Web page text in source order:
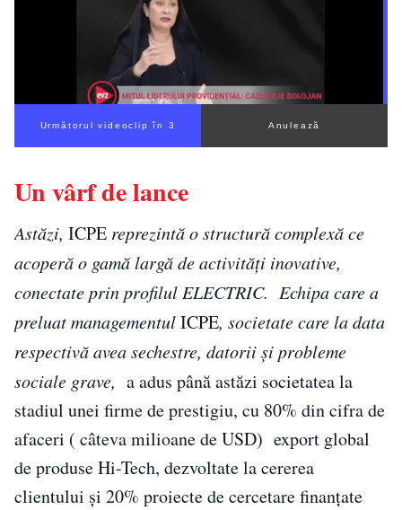
Următorul videoclip în 2 Anulează
Un vârf de lance
Astăzi, ICPE reprezintă o structură complexă ce
acoperă o gamă largă de activități inovative,
conectate prin profilul ELECTRIC. Echipa care a
preluat managementulICPE, societate care la data
respectivă avea sechestre, datorii și probleme
sociale grave, a adus până astăzi societatea la
stadiul unei firme de prestigiu, cu 80% din cifra de
afaceri ( câteva milioane de USD) export global
de produse Hi-Tech, dezvoltate la cererea
clientului și 20% proiecte de cercetare finanțate